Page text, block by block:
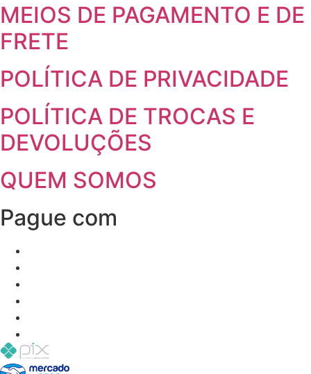
MEIOS DE PAGAMENTO E DE
FRETE
POLÍTICA DE PRIVACIDADE
POLÍTICA DE TROCAS E
DEVOLUÇÕES
QUEM SOMOS
Pague com